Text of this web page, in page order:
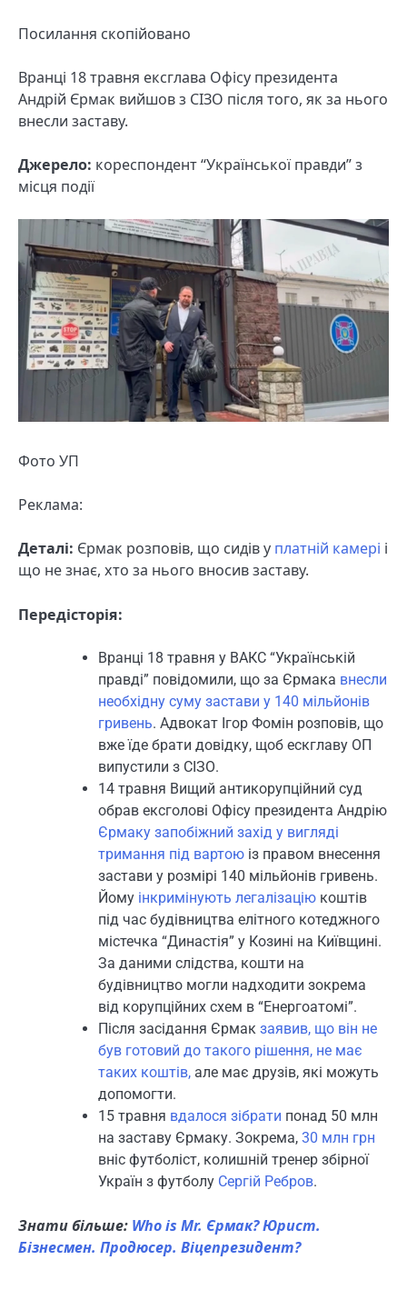
Посилання скопійовано
Вранці 18 травня ексглава Офісу президента
Андрій Єрмак вийшов з СІЗО після того, як за нього
внесли заставу.
Джерело: кореспондент “Української правди” з
місця події
Фото УП
Реклама:
Деталі: Єрмак розповів, що сидів у платній камері і
що не знає, хто за нього вносив заставу.
Передісторія:
Вранці 18 травня у ВАКС “Українській
правді” повідомили, що за Єрмака внесли
необхідну суму застави у 140 мільйонів
гривень. Адвокат Ігор Фомін розповів, що
вже їде брати довідку, щоб ескглаву ОП
випустили з СІЗО.
14 травня Вищий антикорупційний суд
обрав ексголові Офісу президента Андрію
Єрмаку запобіжний захід у вигляді
тримання під вартою із правом внесення
застави у розмірі 140 мільйонів гривень.
Йому інкримінують легалізацію коштів
під час будівництва елітного котеджного
містечка “Династія” у Козині на Київщині.
За даними слідства, кошти на
будівництво могли надходити зокрема
від корупційних схем в “Енергоатомі”.
Після засідання Єрмак заявив, що він не
був готовий до такого рішення, не має
таких коштів, але має друзів, які можуть
допомогти.
15 травня вдалося зібрати понад 50 млн
на заставу Єрмаку. Зокрема, 30 млн грн
вніс футболіст, колишній тренер збірної
Україн з футболу Сергій Ребров.
Знати більше: Who is Мr. Єрмак? Юрист.
Бізнесмен. Продюсер. Віцепрезидент?